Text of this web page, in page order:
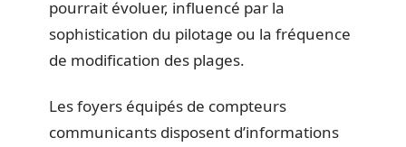
pourrait évoluer, influencé par la
sophistication du pilotage ou la fréquence
de modification des plages.
Les foyers équipés de compteurs
communicants disposent d’informations